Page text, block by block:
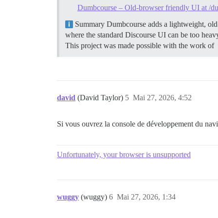
Dumbcourse – Old-browser friendly UI at /
Summary Dumbcourse adds a lightweight,
where the standard Discourse UI can be too
This project was made possible with the work of
david (David Taylor) Mai 27, 2026, 4:52
5
Si vous ouvrez la console de développement du
Unfortunately, your browser is unsupported
wuggy (wuggy) Mai 27, 2026, 1:34
6